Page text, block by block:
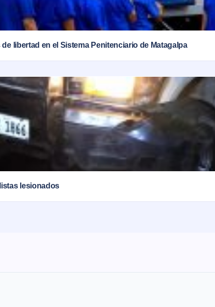
libertad en el Sistema Penitenciario de Matagalpa
lesionados